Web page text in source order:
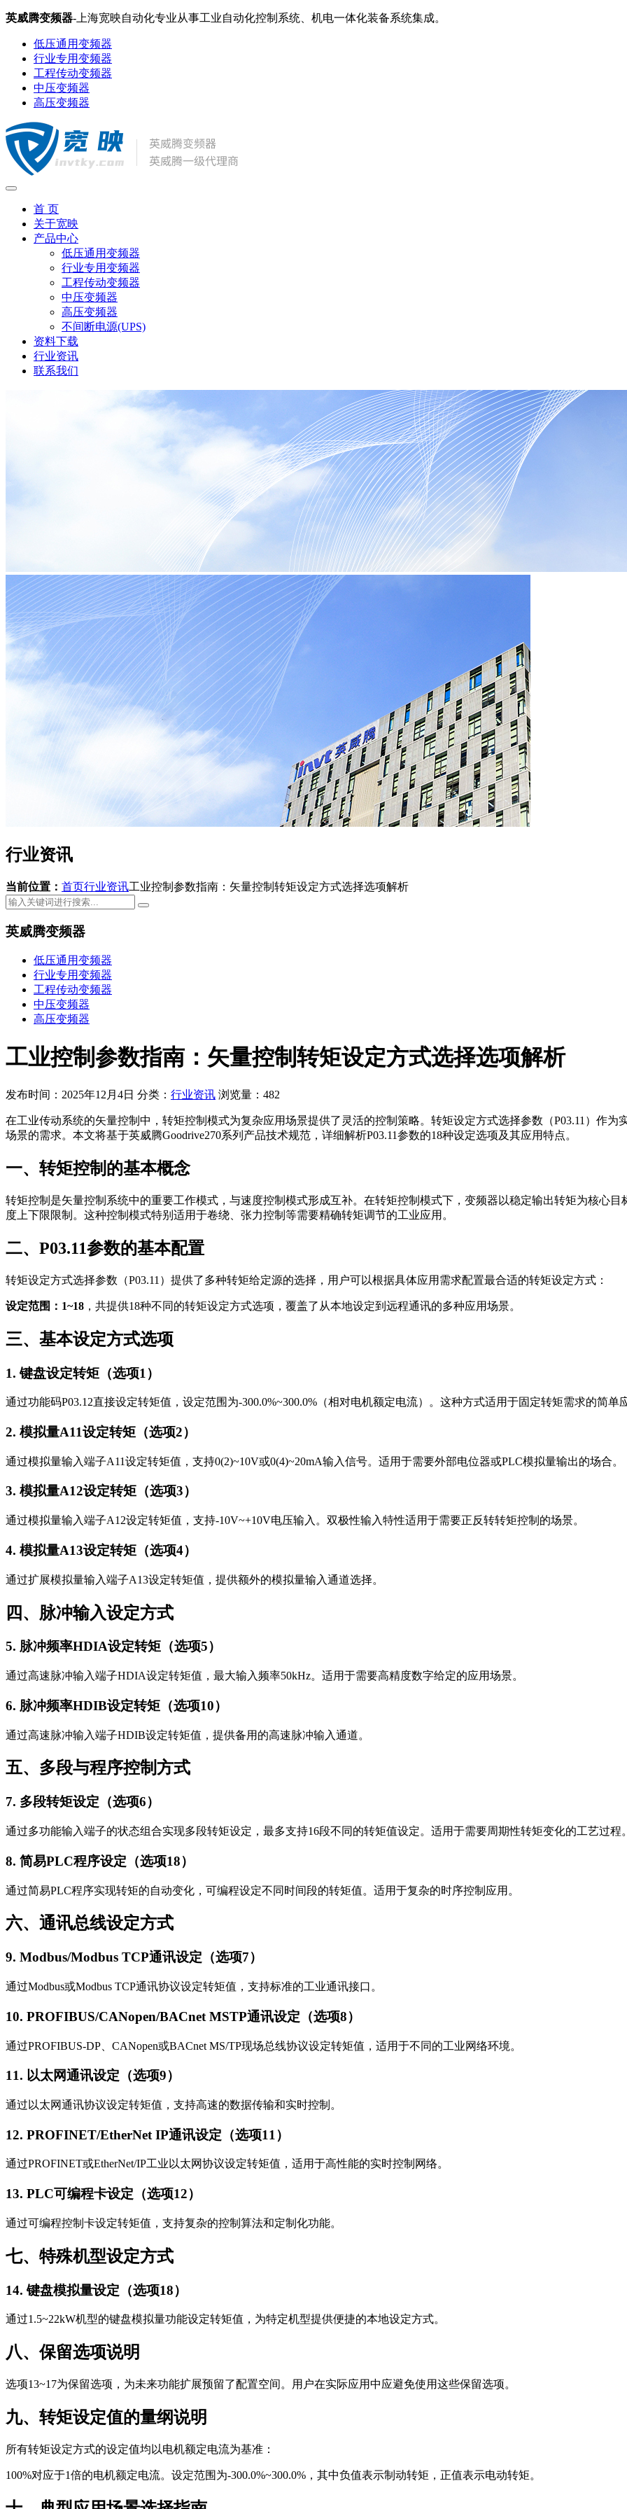
英威腾变频器-上海宽映自动化专业从事工业自动化控制系统、机电一体化装备系统集成。
低压通用变频器
行业专用变频器
工程传动变频器
中压变频器
高压变频器
首 页
关于宽映
产品中心
低压通用变频器
行业专用变频器
工程传动变频器
中压变频器
高压变频器
不间断电源(UPS)
资料下载
行业资讯
联系我们
行业资讯
当前位置： 首页行业资讯工业控制参数指南：矢量控制转矩设定方式选择选项解析
英威腾变频器
低压通用变频器
行业专用变频器
工程传动变频器
中压变频器
高压变频器
工业控制参数指南：矢量控制转矩设定方式选择选项解析
发布时间：2025年12月4日 分类： 行业资讯 浏览量：482
在工业传动系统的矢量控制中，转矩控制模式为复杂应用场景提供了灵活的控制策略。转矩设定方式选择参数（P03.11）作
场景的需求。本文将基于英威腾Goodrive270系列产品技术规范，详细解析P03.11参数的18种设定选项及其应用特点。
一、转矩控制的基本概念
转矩控制是矢量控制系统中的重要工作模式，与速度控制模式形成互补。在转矩控制模式下，变频器以稳定输出转矩为核心
度上下限限制。这种控制模式特别适用于卷绕、张力控制等需要精确转矩调节的工业应用。
二、P03.11参数的基本配置
转矩设定方式选择参数（P03.11）提供了多种转矩给定源的选择，用户可以根据具体应用需求配置最合适的转矩设定方式：
设定范围：1~18 ，共提供18种不同的转矩设定方式选项，覆盖了从本地设定到远程通讯的多种应用场景。
三、基本设定方式选项
1. 键盘设定转矩（选项1）
通过功能码P03.12直接设定转矩值，设定范围为-300.0%~300.0%（相对电机额定电流）。这种方式适用于固定转矩需求的简单
2. 模拟量A11设定转矩（选项2）
通过模拟量输入端子A11设定转矩值，支持0(2)~10V或0(4)~20mA输入信号。适用于需要外部电位器或PLC模拟量输出的场合。
3. 模拟量A12设定转矩（选项3）
通过模拟量输入端子A12设定转矩值，支持-10V~+10V电压输入。双极性输入特性适用于需要正反转转矩控制的场景。
4. 模拟量A13设定转矩（选项4）
通过扩展模拟量输入端子A13设定转矩值，提供额外的模拟量输入通道选择。
四、脉冲输入设定方式
5. 脉冲频率HDIA设定转矩（选项5）
通过高速脉冲输入端子HDIA设定转矩值，最大输入频率50kHz。适用于需要高精度数字给定的应用场景。
6. 脉冲频率HDIB设定转矩（选项10）
通过高速脉冲输入端子HDIB设定转矩值，提供备用的高速脉冲输入通道。
五、多段与程序控制方式
7. 多段转矩设定（选项6）
通过多功能输入端子的状态组合实现多段转矩设定，最多支持16段不同的转矩值设定。适用于需要周期性转矩变化的工艺过程
8. 简易PLC程序设定（选项18）
通过简易PLC程序实现转矩的自动变化，可编程设定不同时间段的转矩值。适用于复杂的时序控制应用。
六、通讯总线设定方式
9. Modbus/Modbus TCP通讯设定（选项7）
通过Modbus或Modbus TCP通讯协议设定转矩值，支持标准的工业通讯接口。
10. PROFIBUS/CANopen/BACnet MSTP通讯设定（选项8）
通过PROFIBUS-DP、CANopen或BACnet MS/TP现场总线协议设定转矩值，适用于不同的工业网络环境。
11. 以太网通讯设定（选项9）
通过以太网通讯协议设定转矩值，支持高速的数据传输和实时控制。
12. PROFINET/EtherNet IP通讯设定（选项11）
通过PROFINET或EtherNet/IP工业以太网协议设定转矩值，适用于高性能的实时控制网络。
13. PLC可编程卡设定（选项12）
通过可编程控制卡设定转矩值，支持复杂的控制算法和定制化功能。
七、特殊机型设定方式
14. 键盘模拟量设定（选项18）
通过1.5~22kW机型的键盘模拟量功能设定转矩值，为特定机型提供便捷的本地设定方式。
八、保留选项说明
选项13~17为保留选项，为未来功能扩展预留了配置空间。用户在实际应用中应避免使用这些保留选项。
九、转矩设定值的量纲说明
所有转矩设定方式的设定值均以电机额定电流为基准：
100%对应于1倍的电机额定电流。设定范围为-300.0%~300.0%，其中负值表示制动转矩，正值表示电动转矩。